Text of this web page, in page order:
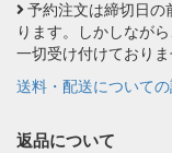
予約注文は締切日の
ります。しかしなが
一切受け付けておりま
送料・配送について
返品について